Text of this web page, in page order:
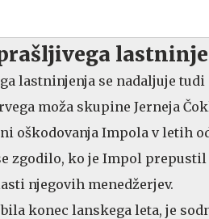
lastninjenja se nadaljuje
moža skupine Jerneja
oškodovanja Impola v letih
zgodilo, ko je Impol
njegovih menedžerjev.
konec lanskega leta, je